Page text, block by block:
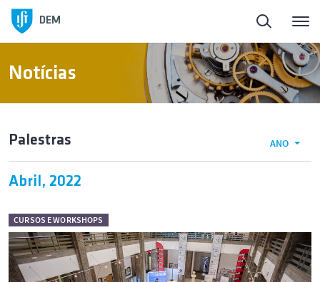
DEM
Sobre o DEM
Laboratórios e Instalações
Notícias
Palestras ANO
Abril, 2022
CURSOS E WORKSHOPS